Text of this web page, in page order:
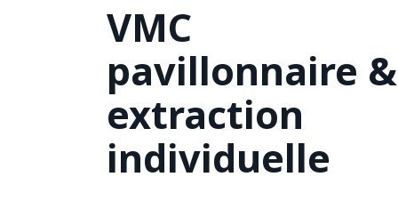
VMC
pavillonnaire &
extraction
individuelle